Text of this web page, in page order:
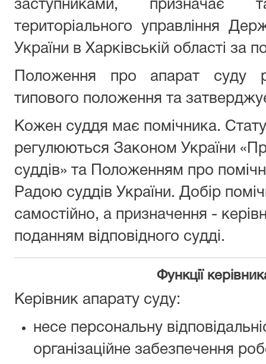
заступниками, призначає
територіального управління
України в Харківській області за
Положення про апарат суду
типового положення та
Кожен суддя має помічника.
регулюються Законом України
суддів» та Положенням про
Радою суддів України. Добір
самостійно, а призначення -
поданням відповідного судді.
Функції
Керівник апарату суду:
несе персональну
організаційне забезпечення